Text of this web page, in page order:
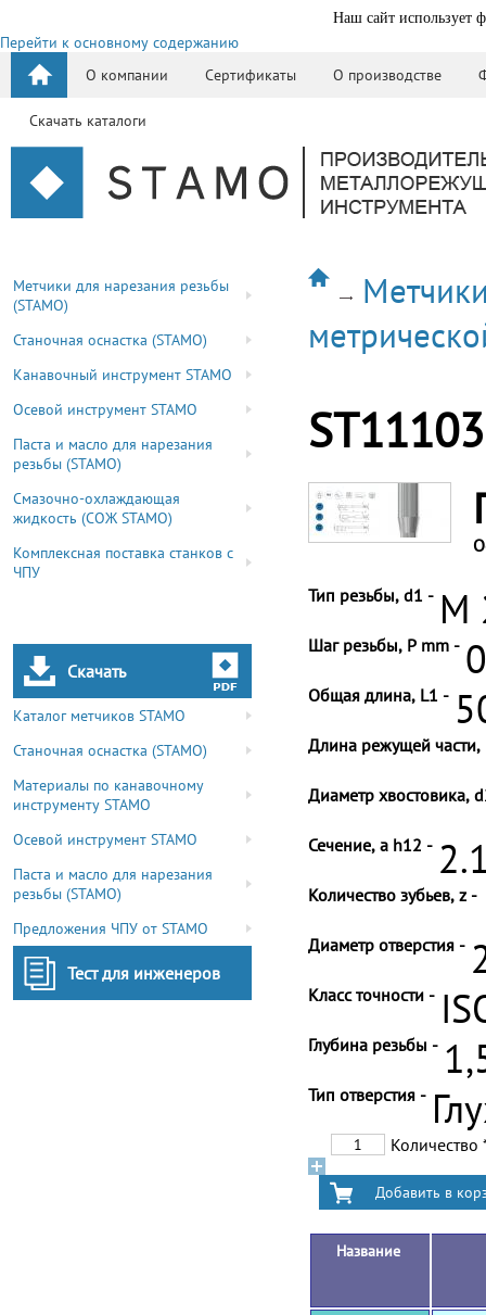
Наш сайт использует
Перейти к основному содержанию
О компании
Сертификаты О производстве
Скачать каталоги
Метчики для нарезания резьбы
(STAMO)
Станочная оснастка (STAMO)
Канавочный инструмент STAMO
Осевой инструмент STAMO
Паста и масло для нарезания
резьбы (STAMO)
Смазочно-охлаждающая
жидкость (СОЖ STAMO)
Комплексная поставка станков с
ЧПУ
Скачать
Каталог метчиков STAMO
Станочная оснастка (STAMO)
Материалы по канавочному
инструменту STAMO
Осевой инструмент STAMO
Паста и масло для нарезания
резьбы (STAMO)
Предложения ЧПУ от STAMO
Тест для инженеров
Тип резьбы, d1 - M
Шаг резьбы, P mm -
Общая длина, L1 -
Длина режущей части,
Диаметр хвостовика,
Сечение, a h12 -
Количество зубьев, z -
Диаметр отверстия -
Класс точности -
Глубина резьбы -
Тип отверстия -
Количество
Название